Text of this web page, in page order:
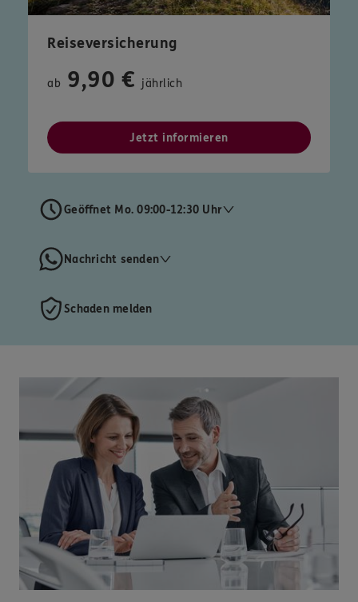
Reiseversicherung
ab 9,90 € jährlich
Jetzt informieren
Geöffnet Mo. 09:00-12:30 Uhr
Nachricht senden
Schaden melden